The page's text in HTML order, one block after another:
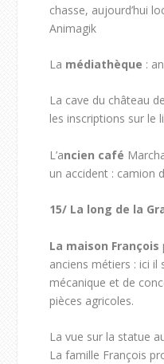
chasse, aujourd’hui
Animagik
La médiathèque :
La cave du château de
les inscriptions sur le
L’ancien café
un accident : camion
15/ La long de la
La maison François
anciens métiers : ici il
mécanique et de
pièces agricoles.
La vue sur la statue
La famille François